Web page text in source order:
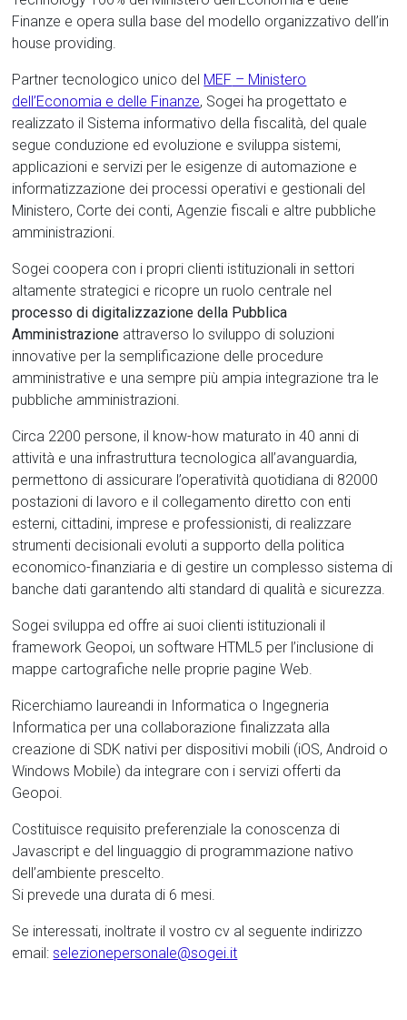
Finanze e opera sulla base del modello organizzativo dell’in
house providing.
Partner tecnologico unico del MEF – Ministero
dell’Economia e delle Finanze, Sogei ha progettato e
realizzato il Sistema informativo della fiscalità, del quale
segue conduzione ed evoluzione e sviluppa sistemi,
applicazioni e servizi per le esigenze di automazione e
informatizzazione dei processi operativi e gestionali del
Ministero, Corte dei conti, Agenzie fiscali e altre pubbliche
amministrazioni.
Sogei coopera con i propri clienti istituzionali in settori
altamente strategici e ricopre un ruolo centrale nel
processo di digitalizzazione della Pubblica
Amministrazione attraverso lo sviluppo di soluzioni
innovative per la semplificazione delle procedure
amministrative e una sempre più ampia integrazione tra le
pubbliche amministrazioni.
Circa 2200 persone, il know-how maturato in 40 anni di
attività e una infrastruttura tecnologica all’avanguardia,
permettono di assicurare l’operatività quotidiana di 82000
postazioni di lavoro e il collegamento diretto con enti
esterni, cittadini, imprese e professionisti, di realizzare
strumenti decisionali evoluti a supporto della politica
economico-finanziaria e di gestire un complesso sistema di
banche dati garantendo alti standard di qualità e sicurezza.
Sogei sviluppa ed offre ai suoi clienti istituzionali il
framework Geopoi, un software HTML5 per l’inclusione di
mappe cartografiche nelle proprie pagine Web.
Ricerchiamo laureandi in Informatica o Ingegneria
Informatica per una collaborazione finalizzata alla
creazione di SDK nativi per dispositivi mobili (iOS, Android o
Windows Mobile) da integrare con i servizi offerti da
Geopoi.
Costituisce requisito preferenziale la conoscenza di
Javascript e del linguaggio di programmazione nativo
dell’ambiente prescelto.
Si prevede una durata di 6 mesi.
Se interessati, inoltrate il vostro cv al seguente indirizzo
email:selezionepersonale@sogei.it